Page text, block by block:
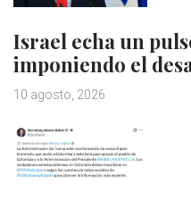
Israel echa un
imponiendo el
10 agosto, 2026